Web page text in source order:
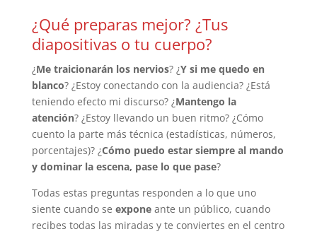
¿Qué preparas mejor? ¿Tus
diapositivas o tu cuerpo?
¿Me traicionarán los nervios? ¿Y si me quedo en
blanco? ¿Estoy conectando con la audiencia? ¿Está
teniendo efecto mi discurso? ¿Mantengo la
atención? ¿Estoy llevando un buen ritmo? ¿Cómo
cuento la parte más técnica (estadísticas, números,
porcentajes)? ¿Cómo puedo estar siempre al mando
y dominar la escena, pase lo que pase?
Todas estas preguntas responden a lo que uno
siente cuando se exponeante un público, cuando
recibes todas las miradas y te conviertes en el centro